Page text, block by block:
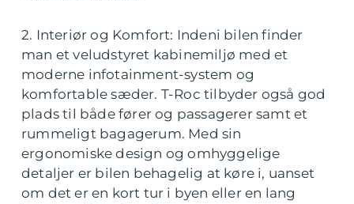
2. Interiør og Komfort: Indeni bilen finder
man et veludstyret kabinemiljø med et
moderne infotainment-system og
komfortable sæder. T-Roc tilbyder også god
plads til både fører og passagerer samt et
rummeligt bagagerum. Med sin
ergonomiske design og omhyggelige
detaljer er bilen behagelig at køre i, uanset
om det er en kort tur i byen eller en lang